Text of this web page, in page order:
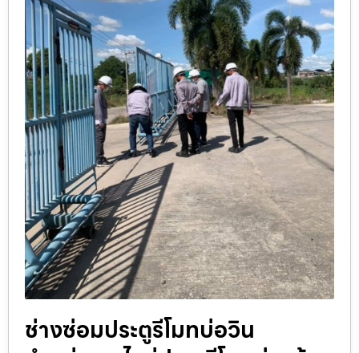
ช่างซ่อมประตูรีโมทบ่อวิน